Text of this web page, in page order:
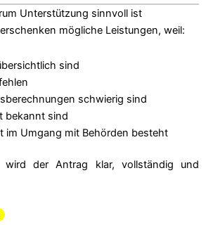
Unterstützung sinnvoll ist
mögliche Leistungen, weil:
sind
schwierig sind
bekannt sind
im Umgang mit Behörden besteht
wird der Antrag klar, vollständig und